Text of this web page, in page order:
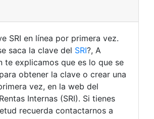
SRI en línea por primera vez.
saca la clave del SRI?, A
te explicamos que es lo que se
obtener la clave o crear una
vez, en la web del
Internas (SRI). Si tienes
recuerda contactarnos a